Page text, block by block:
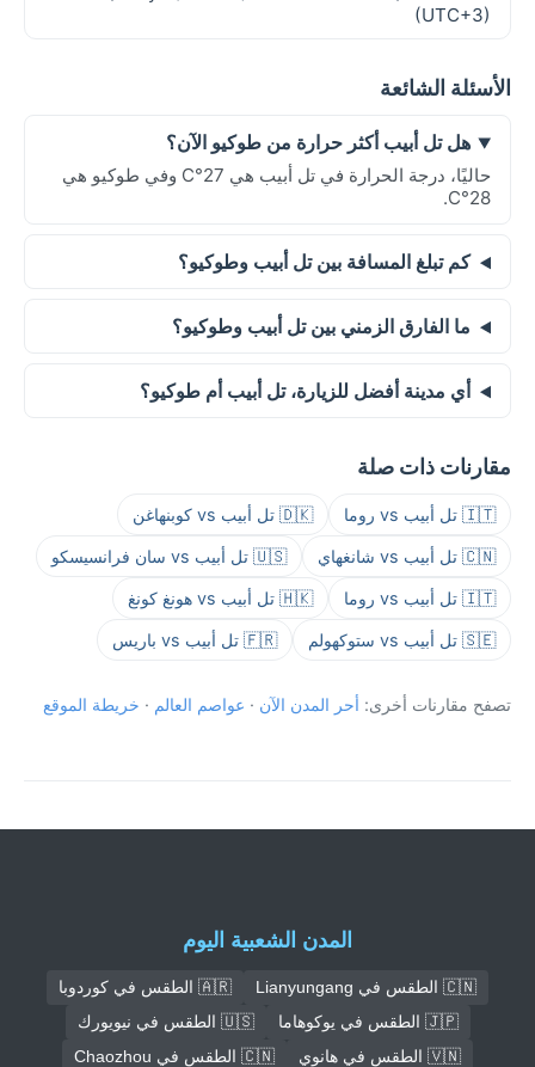
(UTC+3)
الأسئلة الشائعة
هل تل أبيب أكثر حرارة من طوكيو الآن؟
حاليًا، درجة الحرارة في تل أبيب هي 27°C وفي طوكيو هي
28°C.
كم تبلغ المسافة بين تل أبيب وطوكيو؟
ما الفارق الزمني بين تل أبيب وطوكيو؟
أي مدينة أفضل للزيارة، تل أبيب أم طوكيو؟
مقارنات ذات صلة
🇮🇹 تل أبيب vs روما 🇩🇰 تل أبيب vs كوبنهاغن
🇨🇳 تل أبيب vs شانغهاي 🇺🇸 تل أبيب vs سان فرانسيسكو
🇮🇹 تل أبيب vs روما 🇭🇰 تل أبيب vs هونغ كونغ
🇸🇪 تل أبيب vs ستوكهولم 🇫🇷 تل أبيب vs باريس
تصفح مقارنات أخرى: أحر المدن الآن · عواصم العالم · خريطة الموقع
المدن الشعبية اليوم
🇨🇳 الطقس في Lianyungang
🇦🇷 الطقس في كوردوبا
🇯🇵 الطقس في يوكوهاما
🇺🇸 الطقس في نيويورك
🇻🇳 الطقس في هانوي
🇨🇳 الطقس في Chaozhou